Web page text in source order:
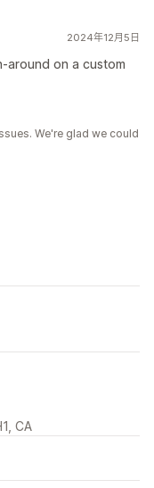
2024年12月5日
around on a custom
We're glad we could
CA